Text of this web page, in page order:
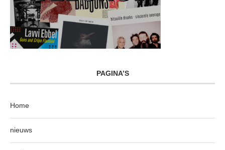
PAGINA’S
Home
nieuws